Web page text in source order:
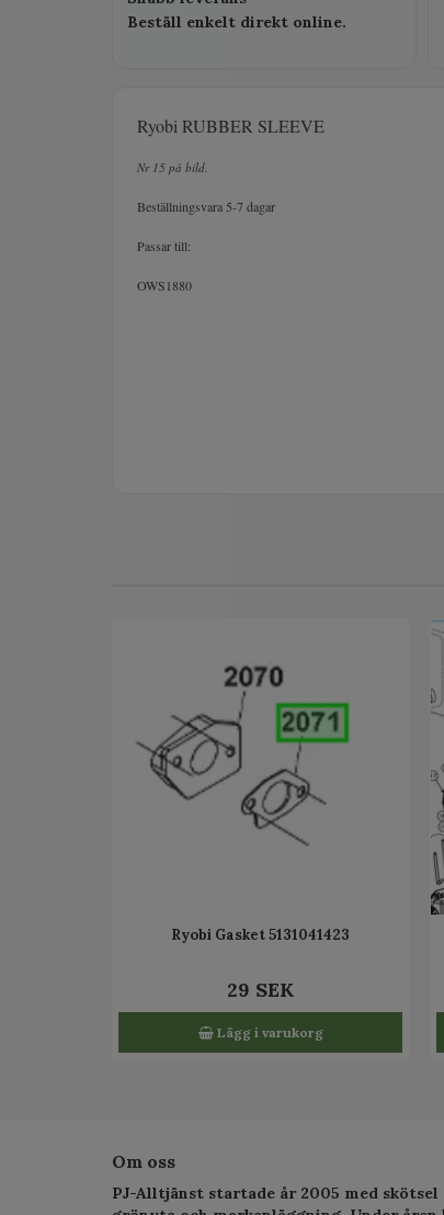
Beställ enkelt direkt online.
Ryobi RUBBER SLEEVE
Nr 15 på bild.
Beställningsvara 5-7 dagar
Passar till:
OWS1880
Ryobi Gasket 5131041423
29 SEK
Lägg i varukorg
Om oss
PJ-Alltjänst startade år 2005 med skötsel